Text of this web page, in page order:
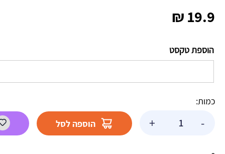
19.9
₪
הוספת טקסט
כמות:
-
של
+ הוספה לסל